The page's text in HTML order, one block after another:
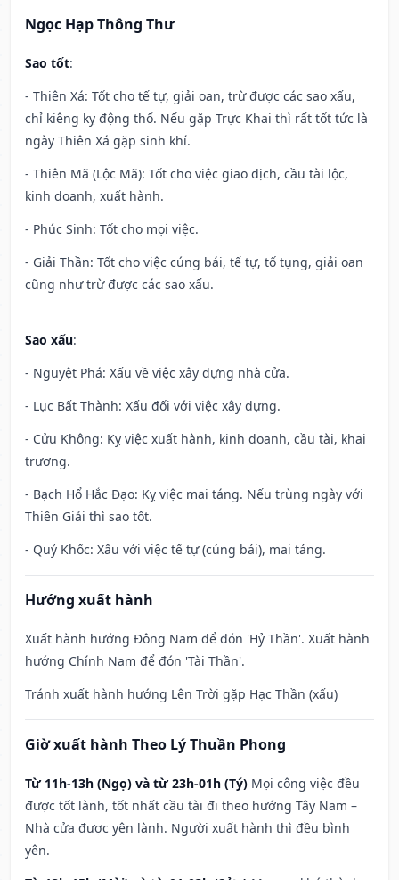
Ngọc Hạp Thông Thư
Sao tốt:
- Thiên Xá: Tốt cho tế tự, giải oan, trừ được các sao xấu,
chỉ kiêng kỵ động thổ. Nếu gặp Trực Khai thì rất tốt tức là
ngày Thiên Xá gặp sinh khí.
- Thiên Mã (Lộc Mã): Tốt cho việc giao dịch, cầu tài lộc,
kinh doanh, xuất hành.
- Phúc Sinh: Tốt cho mọi việc.
- Giải Thần: Tốt cho việc cúng bái, tế tự, tố tụng, giải oan
cũng như trừ được các sao xấu.
Sao xấu:
- Nguyệt Phá: Xấu về việc xây dựng nhà cửa.
- Lục Bất Thành: Xấu đối với việc xây dựng.
- Cửu Không: Kỵ việc xuất hành, kinh doanh, cầu tài, khai
trương.
- Bạch Hổ Hắc Đạo: Kỵ việc mai táng. Nếu trùng ngày với
Thiên Giải thì sao tốt.
- Quỷ Khốc: Xấu với việc tế tự (cúng bái), mai táng.
Hướng xuất hành
Xuất hành hướng Đông Nam để đón 'Hỷ Thần'. Xuất hành
hướng Chính Nam để đón 'Tài Thần'.
Tránh xuất hành hướng Lên Trời gặp Hạc Thần (xấu)
Giờ xuất hành Theo Lý Thuần Phong
Từ 11h-13h (Ngọ) và từ 23h-01h (Tý) Mọi công việc đều
được tốt lành, tốt nhất cầu tài đi theo hướng Tây Nam –
Nhà cửa được yên lành. Người xuất hành thì đều bình
yên.